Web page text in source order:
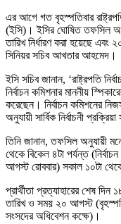
এর আগে গত বৃহস্পতিবার
(ইসি)। ইসির ঘোষিত তফসিল
তারিখ নির্ধারণ করা হয়েছে
সিনিয়র সচিব আখতার আহমেদ।
ইসি সচিব জানান, ‘রাষ্ট্রপতি
নির্বাচন কমিশনার মাননীয়
করেছেন। নির্বাচন কমিশনের
অনুযায়ী সার্বিক নির্বাচনী
তিনি জানান, তফসিল অনুযায়ী
থেকে বিকেল ৪টা পর্যন্ত
আগস্ট রোববার) সকাল ১০টা
প্রার্থীতা প্রত্যাহারের শেষ
তারিখ ও সময় ২০ আগস্ট
সংসদের অধিবেশন কক্ষে)।